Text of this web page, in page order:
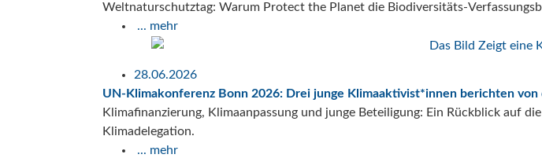
Weltnaturschutztag: Warum Protect the Planet die Biodiversitäts-
... mehr
28.06.2026
UN-Klimakonferenz Bonn 2026: Drei junge Klimaaktivist*innen berichten von
Klimafinanzierung, Klimaanpassung und junge Beteiligung: Ein Rückblick auf
Klimadelegation.
... mehr